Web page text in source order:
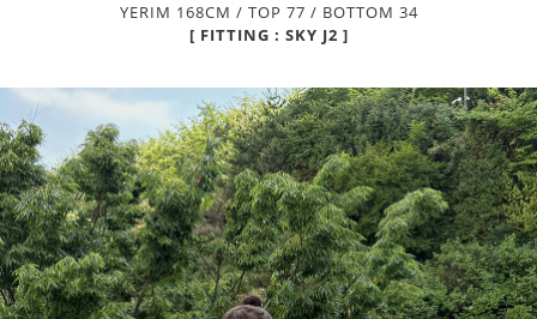
YERIM 168CM / TOP 77 / BOTTOM 34
[ FITTING : SKY J2 ]